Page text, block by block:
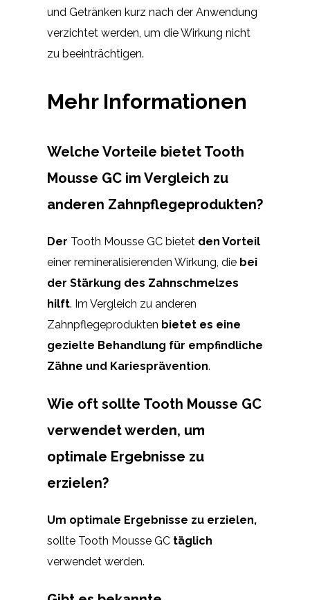
und Getränken kurz nach der Anwendung
verzichtet werden, um die Wirkung nicht
zu beeinträchtigen.
Mehr Informationen
Welche Vorteile bietet Tooth
Mousse GC im Vergleich zu
anderen Zahnpflegeprodukten?
Der Tooth Mousse GC bietet den Vorteil
einer remineralisierenden Wirkung, die bei
der Stärkung des Zahnschmelzes
hilft. Im Vergleich zu anderen
Zahnpflegeprodukten bietet es eine
gezielte Behandlung für empfindliche
Zähne und Kariesprävention.
Wie oft sollte Tooth Mousse GC
verwendet werden, um
optimale Ergebnisse zu
erzielen?
Um optimale Ergebnisse zu erzielen,
sollte Tooth Mousse GC täglich
verwendet werden.